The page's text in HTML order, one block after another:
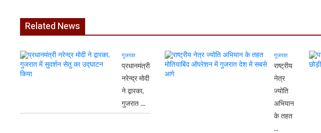
Related News
गुजरात
प्रधानमंत्री
नरेन्द्र मोदी
ने द्वारका,
गुजरात ...
गुजरात
राष्ट्रीय
नेत्र
ज्योति
अभियान
के तहत
...